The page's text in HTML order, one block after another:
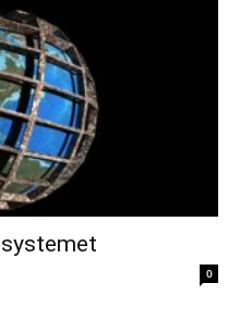
systemet
0